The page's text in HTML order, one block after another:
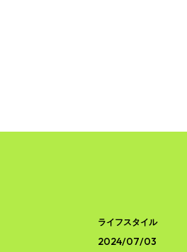
ライフスタイル
2024/07/03